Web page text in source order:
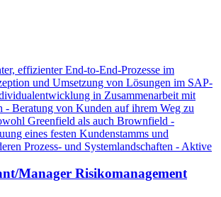
effizienter End‑to‑End‑Prozesse im
und Umsetzung von Lösungen im SAP-
in Zusammenarbeit mit
- Beratung von Kunden auf ihrem Weg zu
Greenfield als auch Brownfield -
eines festen Kundenstamms und
Prozess- und Systemlandschaften - Aktive
Manager Risikomanagement